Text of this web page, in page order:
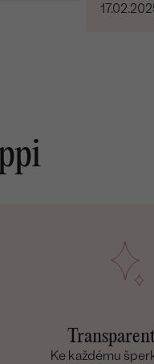
Ke každému